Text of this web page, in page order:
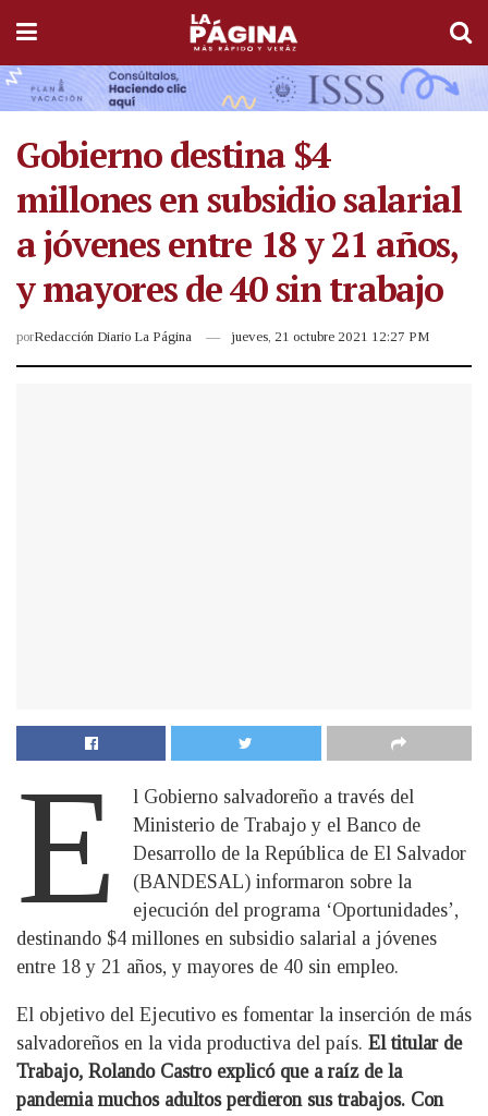
Gobierno destina $4
millones en subsidio salarial
a jóvenes entre 18 y 21 años,
y mayores de 40 sin trabajo
porRedacción Diario La Página jueves, 21 octubre 2021 12:27 PM
E
l Gobierno salvadoreño a través del
Ministerio de Trabajo y el Banco de
Desarrollo de la República de El Salvador
(BANDESAL) informaron sobre la
ejecución del programa ‘Oportunidades’,
destinando $4 millones en subsidio salarial a jóvenes
entre 18 y 21 años, y mayores de 40 sin empleo.
El objetivo del Ejecutivo es fomentar la inserción de más
salvadoreños en la vida productiva del país. El titular de
Trabajo, Rolando Castro explicó que a raíz de la
pandemia muchos adultos perdieron sus trabajos. Con